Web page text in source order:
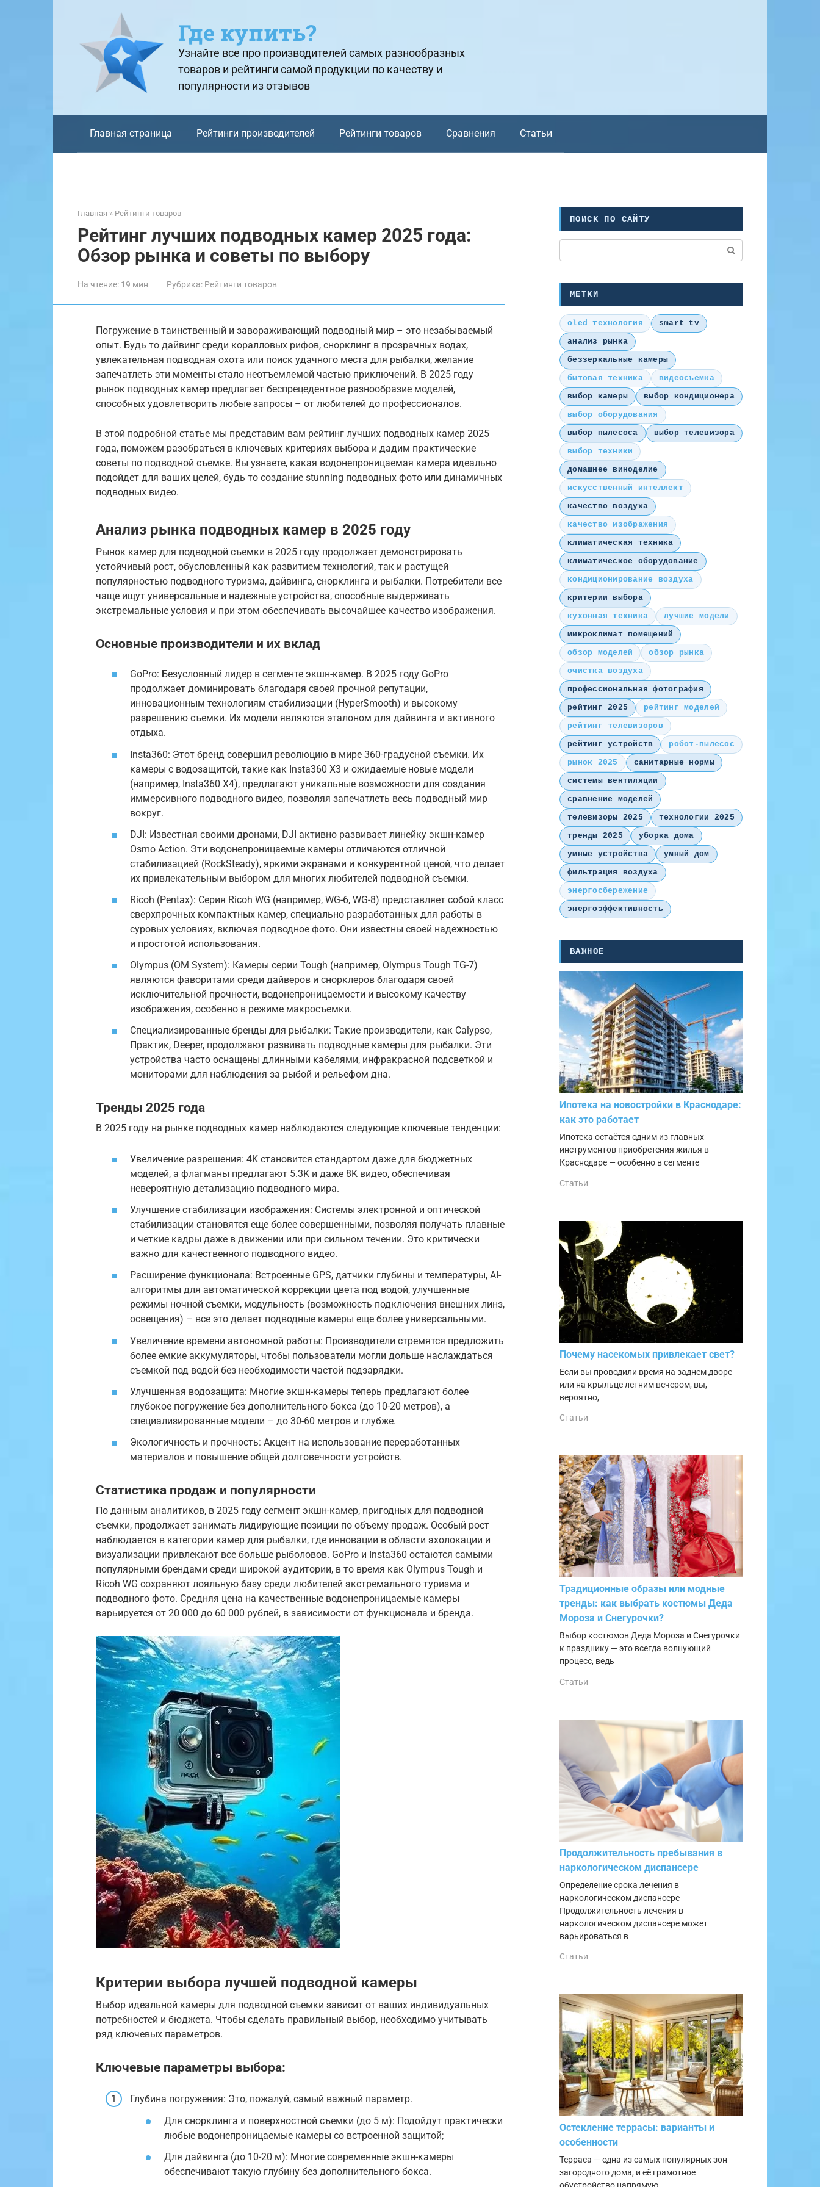
Где купить?
Узнайте все про производителей самых разнообразных
товаров и рейтинги самой продукции по качеству и
популярности из отзывов
Главная страница Рейтинги производителей Рейтинги товаров Сравнения Статьи
Главная » Рейтинги товаров
Рейтинг лучших подводных камер 2025 года:
Обзор рынка и советы по выбору
На чтение: 19 мин Рубрика: Рейтинги товаров
Погружение в таинственный и завораживающий подводный мир – это незабываемый
опыт. Будь то дайвинг среди коралловых рифов, снорклинг в прозрачных водах,
увлекательная подводная охота или поиск удачного места для рыбалки, желание
запечатлеть эти моменты стало неотъемлемой частью приключений. В 2025 году
рынок подводных камер предлагает беспрецедентное разнообразие моделей,
способных удовлетворить любые запросы – от любителей до профессионалов.
В этой подробной статье мы представим вам рейтинг лучших подводных камер 2025
года, поможем разобраться в ключевых критериях выбора и дадим практические
советы по подводной съемке. Вы узнаете, какая водонепроницаемая камера идеально
подойдет для ваших целей, будь то создание stunning подводных фото или динамичных
подводных видео.
Анализ рынка подводных камер в 2025 году
Рынок камер для подводной съемки в 2025 году продолжает демонстрировать
устойчивый рост, обусловленный как развитием технологий, так и растущей
популярностью подводного туризма, дайвинга, снорклинга и рыбалки. Потребители все
чаще ищут универсальные и надежные устройства, способные выдерживать
экстремальные условия и при этом обеспечивать высочайшее качество изображения.
Основные производители и их вклад
GoPro: Безусловный лидер в сегменте экшн-камер. В 2025 году GoPro
продолжает доминировать благодаря своей прочной репутации,
инновационным технологиям стабилизации (HyperSmooth) и высокому
разрешению съемки. Их модели являются эталоном для дайвинга и активного
отдыха.
Insta360: Этот бренд совершил революцию в мире 360-градусной съемки. Их
камеры с водозащитой, такие как Insta360 X3 и ожидаемые новые модели
(например, Insta360 X4), предлагают уникальные возможности для создания
иммерсивного подводного видео, позволяя запечатлеть весь подводный мир
вокруг.
DJI: Известная своими дронами, DJI активно развивает линейку экшн-камер
Osmo Action. Эти водонепроницаемые камеры отличаются отличной
стабилизацией (RockSteady), яркими экранами и конкурентной ценой, что делает
их привлекательным выбором для многих любителей подводной съемки.
Ricoh (Pentax): Серия Ricoh WG (например, WG-6, WG-8) представляет собой класс
сверхпрочных компактных камер, специально разработанных для работы в
суровых условиях, включая подводное фото. Они известны своей надежностью
и простотой использования.
Olympus (OM System): Камеры серии Tough (например, Olympus Tough TG-7)
являются фаворитами среди дайверов и снорклеров благодаря своей
исключительной прочности, водонепроницаемости и высокому качеству
изображения, особенно в режиме макросъемки.
Специализированные бренды для рыбалки: Такие производители, как Calypso,
Практик, Deeper, продолжают развивать подводные камеры для рыбалки. Эти
устройства часто оснащены длинными кабелями, инфракрасной подсветкой и
мониторами для наблюдения за рыбой и рельефом дна.
Тренды 2025 года
В 2025 году на рынке подводных камер наблюдаются следующие ключевые тенденции:
Увеличение разрешения: 4K становится стандартом даже для бюджетных
моделей, а флагманы предлагают 5.3K и даже 8K видео, обеспечивая
невероятную детализацию подводного мира.
Улучшение стабилизации изображения: Системы электронной и оптической
стабилизации становятся еще более совершенными, позволяя получать плавные
и четкие кадры даже в движении или при сильном течении. Это критически
важно для качественного подводного видео.
Расширение функционала: Встроенные GPS, датчики глубины и температуры, AI-
алгоритмы для автоматической коррекции цвета под водой, улучшенные
режимы ночной съемки, модульность (возможность подключения внешних линз,
освещения) – все это делает подводные камеры еще более универсальными.
Увеличение времени автономной работы: Производители стремятся предложить
более емкие аккумуляторы, чтобы пользователи могли дольше наслаждаться
съемкой под водой без необходимости частой подзарядки.
Улучшенная водозащита: Многие экшн-камеры теперь предлагают более
глубокое погружение без дополнительного бокса (до 10-20 метров), а
специализированные модели – до 30-60 метров и глубже.
Экологичность и прочность: Акцент на использование переработанных
материалов и повышение общей долговечности устройств.
Статистика продаж и популярности
По данным аналитиков, в 2025 году сегмент экшн-камер, пригодных для подводной
съемки, продолжает занимать лидирующие позиции по объему продаж. Особый рост
наблюдается в категории камер для рыбалки, где инновации в области эхолокации и
визуализации привлекают все больше рыболовов. GoPro и Insta360 остаются самыми
популярными брендами среди широкой аудитории, в то время как Olympus Tough и
Ricoh WG сохраняют лояльную базу среди любителей экстремального туризма и
подводного фото. Средняя цена на качественные водонепроницаемые камеры
варьируется от 20 000 до 60 000 рублей, в зависимости от функционала и бренда.
Критерии выбора лучшей подводной камеры
Выбор идеальной камеры для подводной съемки зависит от ваших индивидуальных
потребностей и бюджета. Чтобы сделать правильный выбор, необходимо учитывать
ряд ключевых параметров.
Ключевые параметры выбора:
Глубина погружения: Это, пожалуй, самый важный параметр.
Для снорклинга и поверхностной съемки (до 5 м): Подойдут практически
любые водонепроницаемые камеры со встроенной защитой;
Для дайвинга (до 10-20 м): Многие современные экшн-камеры
обеспечивают такую глубину без дополнительного бокса.
ПОИСК ПО САЙТУ
МЕТКИ
oled технология
smart tv
анализ рынка
беззеркальные камеры
бытовая техника
видеосъемка
выбор камеры
выбор кондиционера
выбор оборудования
выбор пылесоса
выбор телевизора
выбор техники
домашнее виноделие
искусственный интеллект
качество воздуха
качество изображения
климатическая техника
климатическое оборудование
кондиционирование воздуха
критерии выбора
кухонная техника
лучшие модели
микроклимат помещений
обзор моделей
обзор рынка
очистка воздуха
профессиональная фотография
рейтинг 2025
рейтинг моделей
рейтинг телевизоров
рейтинг устройств
робот-пылесос
рынок 2025
санитарные нормы
системы вентиляции
сравнение моделей
телевизоры 2025
технологии 2025
тренды 2025
уборка дома
умные устройства
умный дом
фильтрация воздуха
энергосбережение
энергоэффективность
ВАЖНОЕ
Ипотека на новостройки в Краснодаре:
как это работает
Ипотека остаётся одним из главных
инструментов приобретения жилья в
Краснодаре — особенно в сегменте
Статьи
Почему насекомых привлекает свет?
Если вы проводили время на заднем дворе
или на крыльце летним вечером, вы,
вероятно,
Статьи
Традиционные образы или модные
тренды: как выбрать костюмы Деда
Мороза и Снегурочки?
Выбор костюмов Деда Мороза и Снегурочки
к празднику — это всегда волнующий
процесс, ведь
Статьи
Продолжительность пребывания в
наркологическом диспансере
Определение срока лечения в
наркологическом диспансере
Продолжительность лечения в
наркологическом диспансере может
варьироваться в
Статьи
Остекление террасы: варианты и
особенности
Терраса — одна из самых популярных зон
загородного дома, и её грамотное